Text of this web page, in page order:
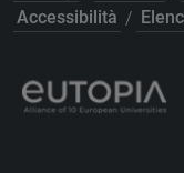
Accessibilità /